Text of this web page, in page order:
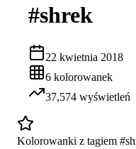
#shrek
22 kwietnia 2018
6 kolorowanek
37,574 wyświetleń
Kolorowanki z tagiem #